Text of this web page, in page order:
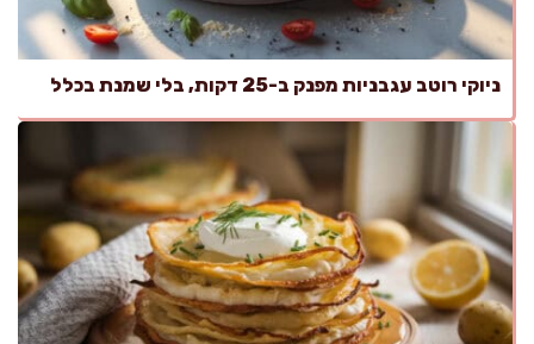
ניוקי רוטב עגבניות מפנק ב-25 דקות, בלי שמנת בכלל